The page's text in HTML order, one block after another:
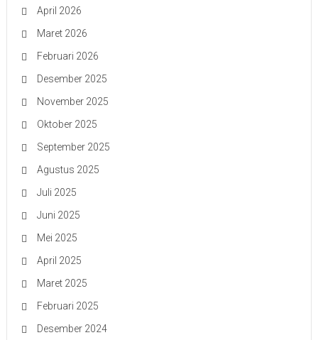
April 2026
Maret 2026
Februari 2026
Desember 2025
November 2025
Oktober 2025
September 2025
Agustus 2025
Juli 2025
Juni 2025
Mei 2025
April 2025
Maret 2025
Februari 2025
Desember 2024